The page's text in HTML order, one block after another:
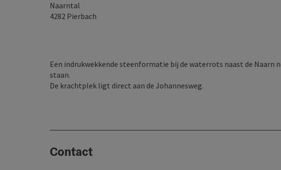
Naarntal
4282 Pierbach
Een indrukwekkende steenformatie bij de waterrots naast de Naarn
staan.
De krachtplek ligt direct aan de Johannesweg.
Contact